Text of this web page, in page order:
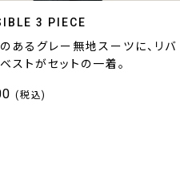
3 PIECE
あるグレー無地スーツに、リバ
ストがセットの一着。
(税込)